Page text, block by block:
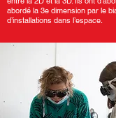
abordé la 3e dimension par le
d’installations dans l’espace.